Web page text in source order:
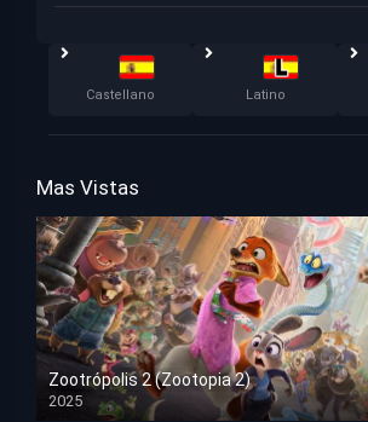
Castellano Latino
Mas Vistas
Zootrópolis 2 (Zootopia 2)
2025
HD 1080p